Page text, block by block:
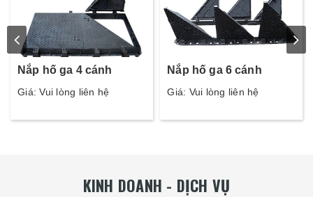
Nắp hố ga 4 cánh
Giá: Vui lòng liên hệ
Nắp hố ga 6 cánh
Giá: Vui lòng liên hệ
KINH DOANH - DỊCH VỤ